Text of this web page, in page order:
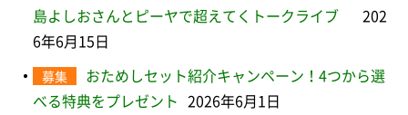
島よしおさんとピーヤで超えてくトークライブ
202
6年6月15日
募集
おためしセット紹介キャンペーン！4つから選
べる特典をプレゼント
2026年6月1日